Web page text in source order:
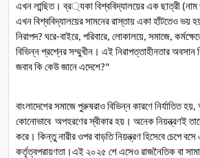
এখনলান্ছিত। ব্র্যকাবিশ্ববিদ্যালয়েরএকছাত্রী (নাম
এখনবিশ্ববিদ্যালয়েরসামনেররাস্তায়একাহাঁটতেওভয়
নিরাপদ? ঘরে-বাইরে, পরিবারে, লোকালয়ে, সমাজে,
বিভিন্নপ্রশ্নেরসম্মুখীন। এইনিরাপত্তাহীনতারঅবসান
জবাবকিকেউজানেএদেশে?"
বাংলাদেশেরসমাজেপুরুষরাওবিভিন্নকারণেনির্যাতিতহয়,
কোনোভাবে অপহরণেরস্বীকারহয়। অনেকনিয়ন্ত্রণই
করে। কিন্তুনারীরওপরবাড়তিনিয়ন্ত্রণহিসেবেচেপেবসে
কর্তৃত্বপরায়ণতা।এই ২০২৫ শেএসেওরাজনৈতিকবা